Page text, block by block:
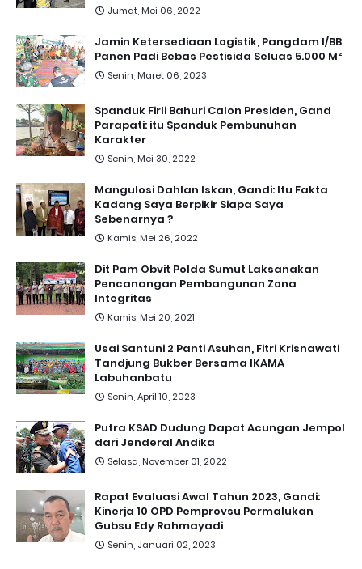
Jumat, Mei 06, 2022
Jamin Ketersediaan Logistik, Pangdam I/BB
Panen Padi Bebas Pestisida Seluas 5.000 M²
Senin, Maret 06, 2023
Spanduk Firli Bahuri Calon Presiden, Gand
Parapati: itu Spanduk Pembunuhan
Karakter
Senin, Mei 30, 2022
Mangulosi Dahlan Iskan, Gandi: Itu Fakta
Kadang Saya Berpikir Siapa Saya
Sebenarnya ?
Kamis, Mei 26, 2022
Dit Pam Obvit Polda Sumut Laksanakan
Pencanangan Pembangunan Zona
Integritas
Kamis, Mei 20, 2021
Usai Santuni 2 Panti Asuhan, Fitri Krisnawati
Tandjung Bukber Bersama IKAMA
Labuhanbatu
Senin, April 10, 2023
Putra KSAD Dudung Dapat Acungan Jempol
dari Jenderal Andika
Selasa, November 01, 2022
Rapat Evaluasi Awal Tahun 2023, Gandi:
Kinerja 10 OPD Pemprovsu Permalukan
Gubsu Edy Rahmayadi
Senin, Januari 02, 2023